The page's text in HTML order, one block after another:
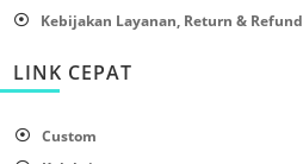
Kebijakan Layanan, Return & Refund
LINK CEPAT
Custom